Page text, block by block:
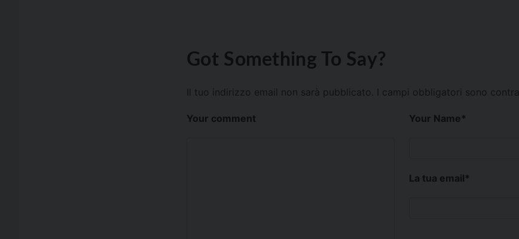
Got Something To Say?
Il tuo indirizzo email non sarà pubblicato. I campi obbligatori sono
Your comment Your Name*
La tua email*